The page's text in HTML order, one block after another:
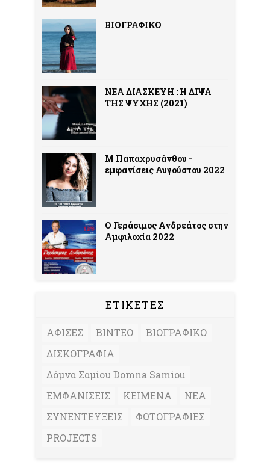
ΒΙΟΓΡΑΦΙΚΟ
ΝΕΑ ΔΙΑΣΚΕΥΗ : Η ΔΙΨΑ
ΤΗΣ ΨΥΧΗΣ (2021)
Μ Παπαχρυσάνθου -
εμφανίσεις Αυγούστου 2022
Ο Γεράσιμος Ανδρεάτος στην
Αμφιλοχία 2022
ΕΤΙΚΕΤΕΣ
ΑΦΙΣΕΣ ΒΙΝΤΕΟ
ΒΙΟΓΡΑΦΙΚΟ
ΔΙΣΚΟΓΡΑΦΙΑ
Δόμνα Σαμίου Domna Samiou
ΕΜΦΑΝΙΣΕΙΣ
ΚΕΙΜΕΝΑ
ΝΕΑ
ΣΥΝΕΝΤΕΥΞΕΙΣ
ΦΩΤΟΓΡΑΦΙΕΣ
PROJECTS